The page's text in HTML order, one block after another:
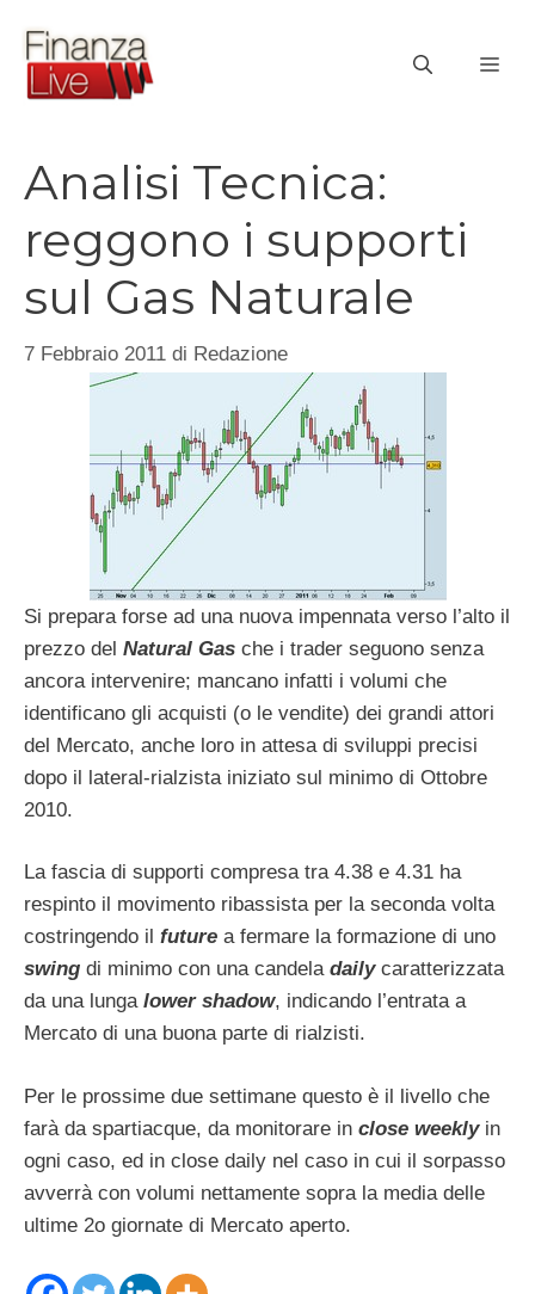
contenuto
Analisi Tecnica:
reggono i supporti
sul Gas Naturale
7 Febbraio 2011 di Redazione
Si prepara forse ad una nuova impennata verso l’alto il
prezzo del Natural Gas che i trader seguono senza
ancora intervenire; mancano infatti i volumi che
identificano gli acquisti (o le vendite) dei grandi attori
del Mercato, anche loro in attesa di sviluppi precisi
dopo il lateral-rialzista iniziato sul minimo di Ottobre
2010.
La fascia di supporti compresa tra 4.38 e 4.31 ha
respinto il movimento ribassista per la seconda volta
costringendo il future a fermare la formazione di uno
swing di minimo con una candela daily caratterizzata
da una lunga lower shadow, indicando l’entrata a
Mercato di una buona parte di rialzisti.
Per le prossime due settimane questo è il livello che
farà da spartiacque, da monitorare in close weeklyin
ogni caso, ed in close daily nel caso in cui il sorpasso
avverrà con volumi nettamente sopra la media delle
ultime 2o giornate di Mercato aperto.